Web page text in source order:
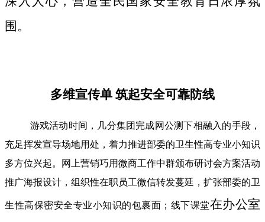
围。
多维宣传单 筑起安全可靠防线
游戏活动时间，几分集团完成网公测下相融入的手段，
充足挥发宣导场地用处，着力推进部委的卫生性高专业小知识
多方位兴起。网上营销巧用微商工作中群颁布研讨会方案活动
推广海报设计，组织性在职员工微信转发蔓延，扩张部委的卫
生性高保密安全专业小知识的包裹面；线下课堂在办公室